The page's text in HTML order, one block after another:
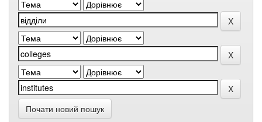
Почати новий пошук